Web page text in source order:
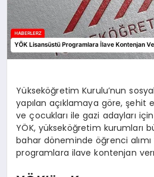
Yükseköğretim Kurulu’nun
yapılan açıklamaya göre, şehit
ve çocukları ile gazi adayları
YÖK, yükseköğretim kurumları
bahar döneminde öğrenci alımı
programlara ilave kontenjan